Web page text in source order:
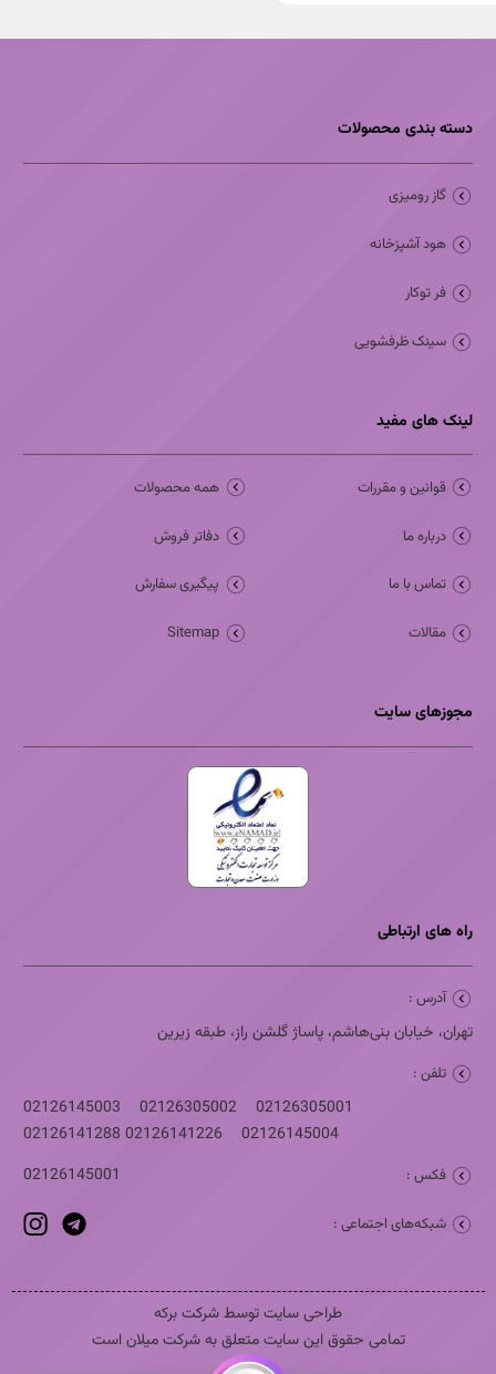
دسته بندی محصولات
گاز رومیزی
هود آشپزخانه
فر توکار
سینک ظرفشویی
لینک های مفید
قوانین و مقررات
درباره ما
تماس با ما
مقالات
همه محصولات
دفاتر فروش
پیگیری سفارش
Sitemap
مجوزهای سایت
راه های ارتباطی
آدرس :
تهران، خیابان بنی‌هاشم، پاساژ گلشن راز، طبقه زیرین
تلفن :
02126305001
02126305002
02126145003
02126145004
02126141226
02126141288
فکس : 02126145001
شبکه‌های اجتماعی :
طراحی سایت توسط شرکت برکه
تمامی حقوق این سایت متعلق به شرکت میلان است